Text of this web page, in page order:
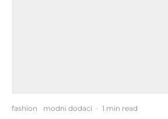
fashion modni dodaci · 1 min read